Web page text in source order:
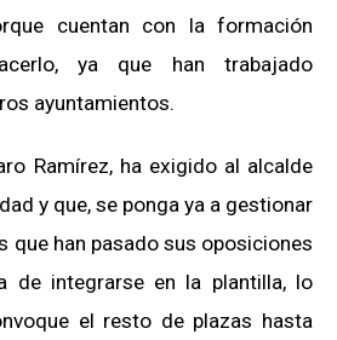
cuentan con la formación
ya que han trabajado
ayuntamientos.
Ramírez, ha exigido al alcalde
y que, se ponga ya a gestionar
que han pasado sus oposiciones
de integrarse en la plantilla, lo
el resto de plazas hasta